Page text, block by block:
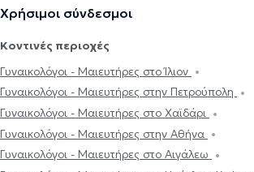
Χρήσιμοι σύνδεσμοι
Κοντινές περιοχές
Γυναικολόγοι - Μαιευτήρες στο Ίλιον
Γυναικολόγοι - Μαιευτήρες στην Πετρούπολη
Γυναικολόγοι - Μαιευτήρες στο Χαϊδάρι
Γυναικολόγοι - Μαιευτήρες στην Αθήνα
Γυναικολόγοι - Μαιευτήρες στο Αιγάλεω